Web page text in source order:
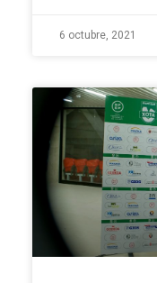
6 octubre, 2021